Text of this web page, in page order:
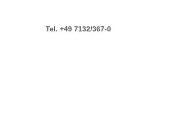
Tel. +49 7132/367-0